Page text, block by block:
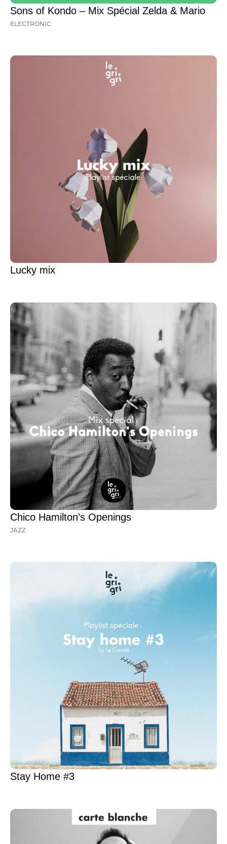
Sons of Kondo – Mix Spécial Zelda & Mario
ELECTRONIC
Lucky mix
Chico Hamilton’s Openings
JAZZ
Stay Home #3